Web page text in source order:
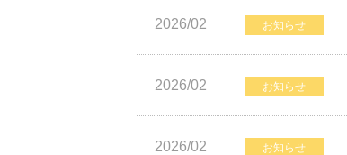
2026/02 お知らせ
2026/02 お知らせ
2026/02 お知らせ